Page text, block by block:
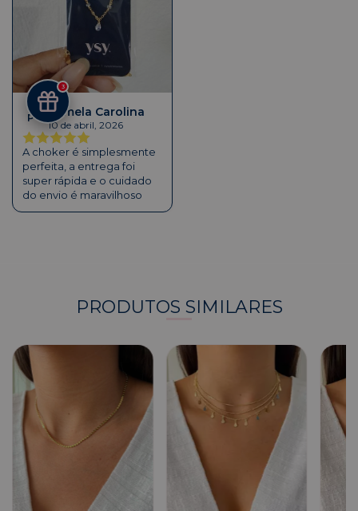
P C Pamela Carolina
10 de abril, 2026
A choker é simplesmente
perfeita, a entrega foi
super rápida e o cuidado
do envio é maravilhoso
PRODUTOS SIMILARES
3